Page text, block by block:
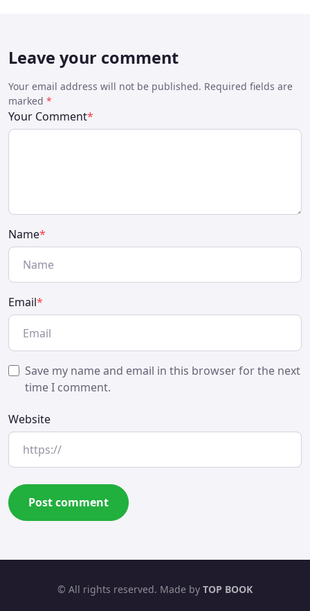
Leave your comment
Your email address will not be published. Required fields are
marked *
Your Comment*
Name*
Email*
Save my name and email in this browser for the next
time I comment.
Website
© All rights reserved. Made by TOP BOOK